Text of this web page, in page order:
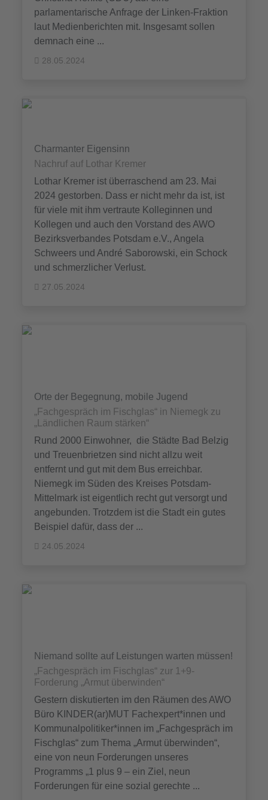
parlamentarische Anfrage der Linken-Fraktion
laut Medienberichten mit. Insgesamt sollen
demnach eine ...
28.05.2024
Charmanter Eigensinn
Nachruf auf Lothar Kremer
Lothar Kremer ist überraschend am 23. Mai
2024 gestorben. Dass er nicht mehr da ist, ist
für viele mit ihm vertraute Kolleginnen und
Kollegen und auch den Vorstand des AWO
Bezirksverbandes Potsdam e.V., Angela
Schweers und André Saborowski, ein Schock
und schmerzlicher Verlust.
27.05.2024
Orte der Begegnung, mobile Jugend
„Fachgespräch im Fischglas“ in Niemegk zu
„Ländlichen Raum stärken“
Rund 2000 Einwohner, die Städte Bad Belzig
und Treuenbrietzen sind nicht allzu weit
entfernt und gut mit dem Bus erreichbar.
Niemegk im Süden des Kreises Potsdam-
Mittelmark ist eigentlich recht gut versorgt und
angebunden. Trotzdem ist die Stadt ein gutes
Beispiel dafür, dass der ...
24.05.2024
Niemand sollte auf Leistungen warten müssen!
„Fachgespräch im Fischglas“ zur 1+9-
Forderung „Armut überwinden“
Gestern diskutierten im den Räumen des AWO
Büro KINDER(ar)MUT Fachexpert*innen und
Kommunalpolitiker*innen im „Fachgespräch im
Fischglas“ zum Thema „Armut überwinden“,
eine von neun Forderungen unseres
Programms „1 plus 9 – ein Ziel, neun
Forderungen für eine sozial gerechte ...